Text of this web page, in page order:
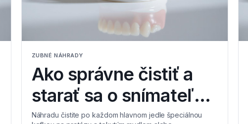
ZUBNÉ NÁHRADY
Ako správne čistiť a
starať sa o snímateľnú
zubnú náhradu?
Náhradu čistite po každom hlavnom jedle špeciálnou